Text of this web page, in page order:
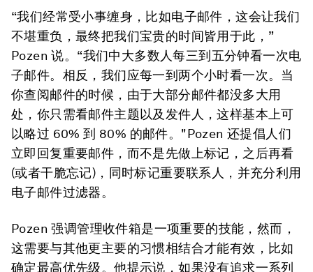
“我们经常受小事缠身，比如电子邮件，这会让我们
不堪重负，最终把我们宝贵的时间皆用于此，”
Pozen 说。“我们中大多数人每三到五分钟看一次电
子邮件。相反，我们应每一到两个小时看一次。当
你查阅邮件的时候，由于大部分邮件都没多大用
处，你只需看邮件主题以及发件人，这样基本上可
以略过 60% 到 80% 的邮件。"Pozen 还提倡人们
立即回复重要邮件，而不是先做上标记，之后再看
(或者干脆忘记)，同时标记重要联系人，并充分利用
电子邮件过滤器。
Pozen 强调管理收件箱是一项重要的技能，然而，
这需要与其他更主要的习惯相结合才能有效，比如
确定最高优先级。他提示说，如果没有追求一系列